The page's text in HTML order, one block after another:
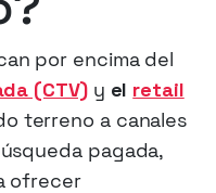
por encima del
(CTV)y el retail
terreno a canales
pagada,
ofrecer